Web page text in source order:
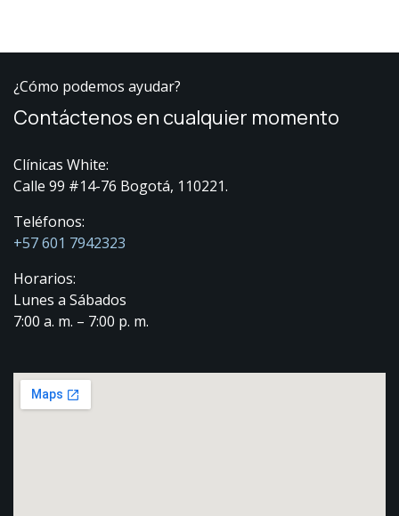
¿Cómo podemos ayudar?
Contáctenos en cualquier momento
Clínicas White:
Calle 99 #14-76 Bogotá, 110221.
Teléfonos:
+57 601 7942323
Horarios:
Lunes a Sábados
7:00 a. m. – 7:00 p. m.